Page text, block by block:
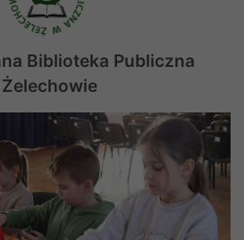
Biblioteka Publiczna